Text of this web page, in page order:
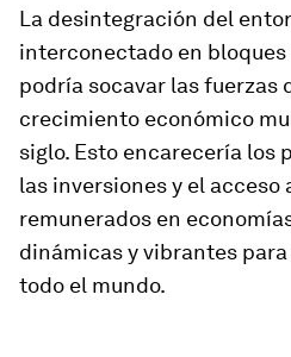
La desintegración del
interconectado en
podría socavar las fuerzas
crecimiento económico
siglo. Esto encarecería los
las inversiones y el acceso
remunerados en
dinámicas y vibrantes
todo el mundo.